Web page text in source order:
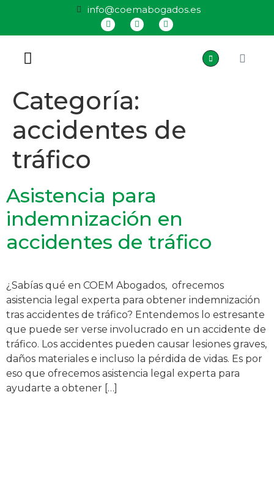
info@coemabogados.es
Categoría:
accidentes de
tráfico
Asistencia para
indemnización en
accidentes de tráfico
¿Sabías qué en COEM Abogados, ofrecemos
asistencia legal experta para obtener indemnización
tras accidentes de tráfico? Entendemos lo estresante
que puede ser verse involucrado en un accidente de
tráfico. Los accidentes pueden causar lesiones graves,
daños materiales e incluso la pérdida de vidas. Es por
eso que ofrecemos asistencia legal experta para
ayudarte a obtener […]